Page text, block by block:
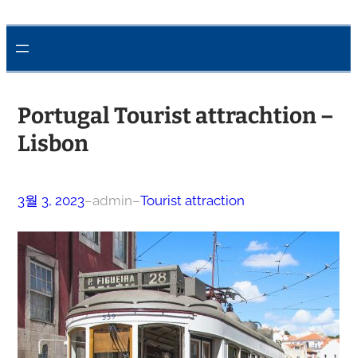
Portugal Tourist attrachtion –
Lisbon
3월 3, 2023–admin–Tourist attraction